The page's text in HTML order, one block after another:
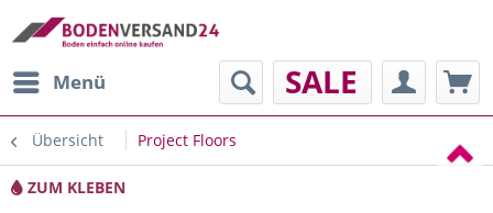
Menü SALE
Übersicht Project Floors
ZUM KLEBEN